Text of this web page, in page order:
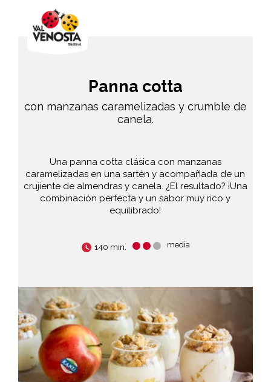
Panna cotta
con manzanas caramelizadas y crumble de
canela.
Una panna cotta clásica con manzanas
caramelizadas en una sartén y acompañada de un
crujiente de almendras y canela. ¿El resultado? ¡Una
combinación perfecta y un sabor muy rico y
equilibrado!
140 min. media